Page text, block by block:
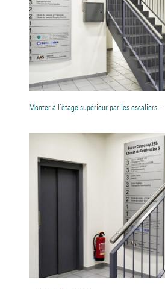
Monter à l’étage supérieur par les escaliers…